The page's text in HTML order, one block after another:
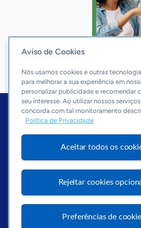
Início
Economia &
Visite o Portal
Aviso de Cookies
Nós usamos cookies e outras
para melhorar a sua experiência em
personalizar publicidade e recomendar
seu interesse. Ao utilizar nossos
concorda com tal monitoramento
Política de Privacidade
Aceitar todos os
Rejeitar cookies
Preferências de